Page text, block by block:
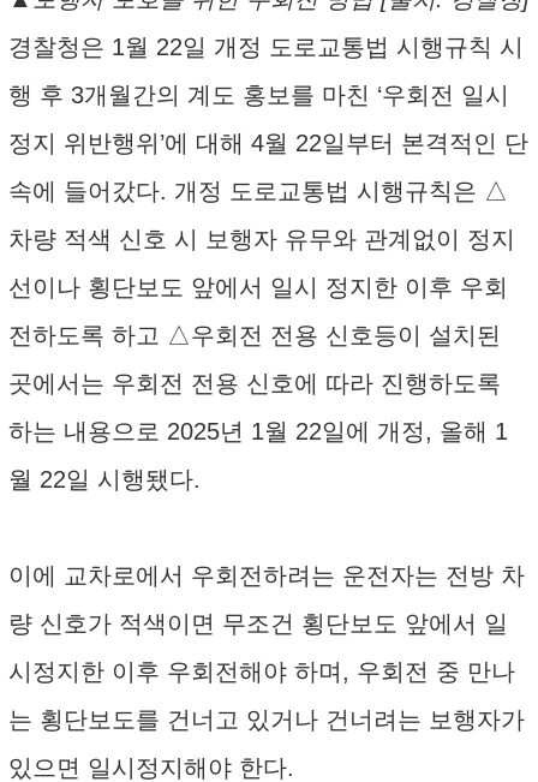
경찰청은 1월 22일 개정 도로교통법 시행규칙 시
행 후 3개월간의 계도 홍보를 마친 ‘우회전 일시
정지 위반행위’에 대해 4월 22일부터 본격적인 단
속에 들어갔다. 개정 도로교통법 시행규칙은 △
차량 적색 신호 시 보행자 유무와 관계없이 정지
선이나 횡단보도 앞에서 일시 정지한 이후 우회
전하도록 하고 △우회전 전용 신호등이 설치된
곳에서는 우회전 전용 신호에 따라 진행하도록
하는 내용으로 2025년 1월 22일에 개정, 올해 1
월 22일 시행됐다.
이에 교차로에서 우회전하려는 운전자는 전방 차
량 신호가 적색이면 무조건 횡단보도 앞에서 일
시정지한 이후 우회전해야 하며, 우회전 중 만나
는 횡단보도를 건너고 있거나 건너려는 보행자가
있으면 일시정지해야 한다.